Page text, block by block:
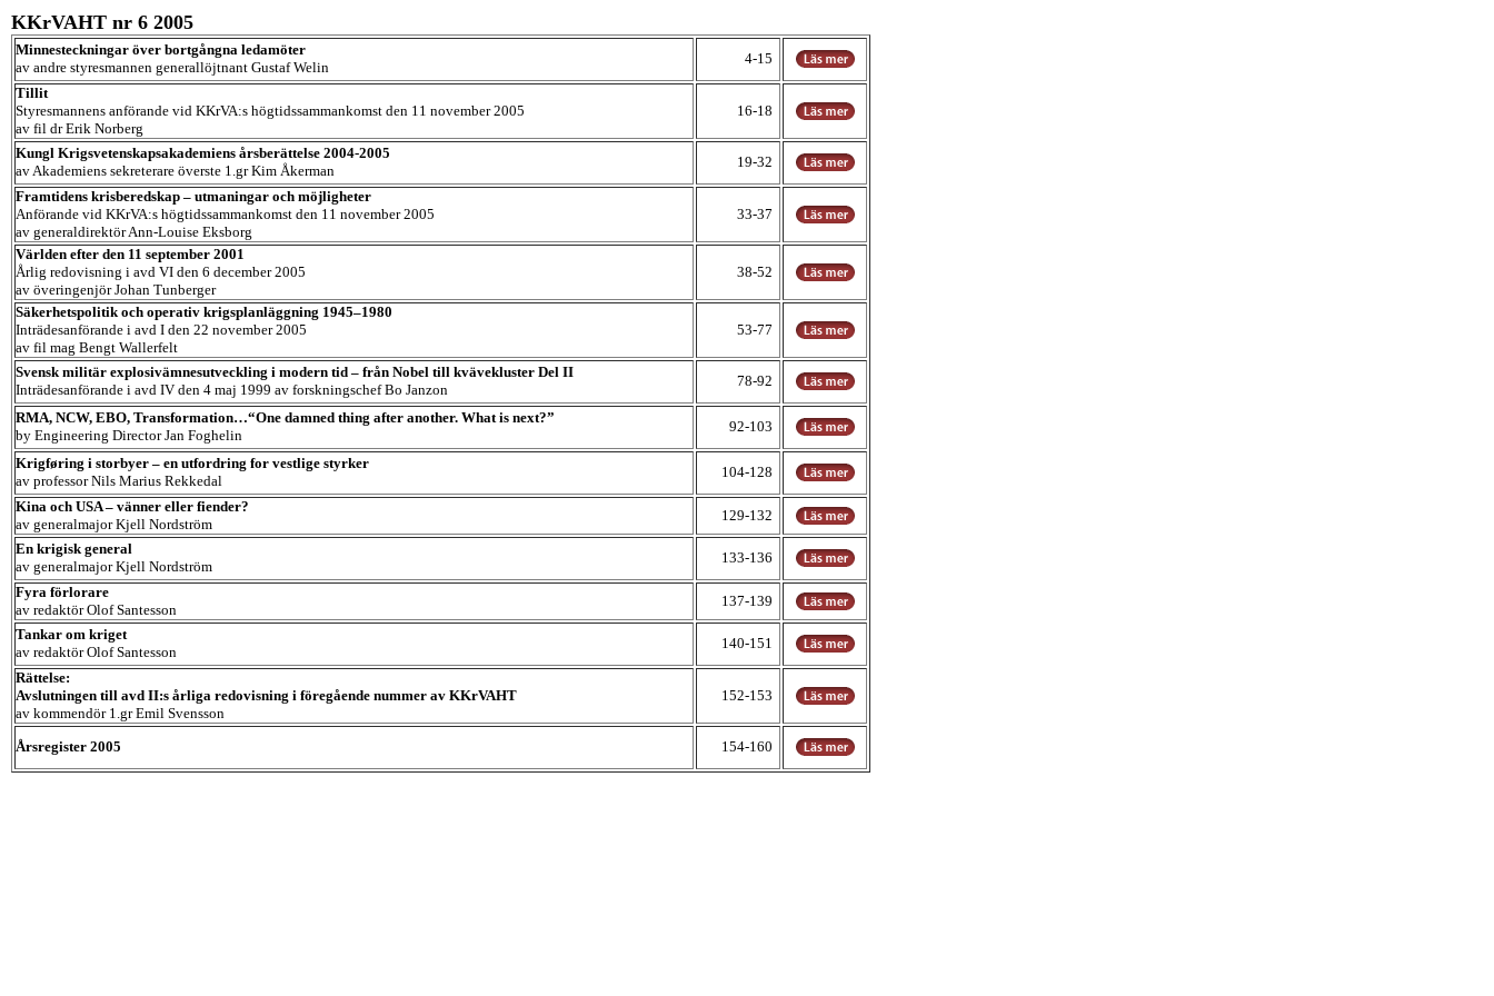
KKrVAHT nr 6 2005
Minnesteckningar över bortgångna ledamöter
av andre styresmannen generallöjtnant Gustaf Welin
4-15
Tillit
Styresmannens anförande vid KKrVA:s högtidssammankomst den 11 november 2005
av fil dr Erik Norberg
16-18
Kungl Krigsvetenskapsakademiens årsberättelse 2004-2005
av Akademiens sekreterare överste 1.gr Kim Åkerman
19-32
Framtidens krisberedskap – utmaningar och möjligheter
Anförande vid KKrVA:s högtidssammankomst den 11 november 2005
av generaldirektör Ann-Louise Eksborg
33-37
Världen efter den 11 september 2001
Årlig redovisning i avd VI den 6 december 2005
av överingenjör Johan Tunberger
38-52
Säkerhetspolitik och operativ krigsplanläggning 1945–1980
Inträdesanförande i avd I den 22 november 2005
av fil mag Bengt Wallerfelt
53-77
Svensk militär explosivämnesutveckling i modern tid – från Nobel till kvävekluster Del II
Inträdesanförande i avd IV den 4 maj 1999 av forskningschef Bo Janzon
78-92
RMA, NCW, EBO, Transformation…“One damned thing after another. What is next?”
by Engineering Director Jan Foghelin
92-103
Krigføring i storbyer – en utfordring for vestlige styrker
av professor Nils Marius Rekkedal
104-128
Kina och USA – vänner eller fiender?
av generalmajor Kjell Nordström
129-132
En krigisk general
av generalmajor Kjell Nordström
133-136
Fyra förlorare
av redaktör Olof Santesson
137-139
Tankar om kriget
av redaktör Olof Santesson
140-151
Rättelse:
Avslutningen till avd II:s årliga redovisning i föregående nummer av KKrVAHT
av kommendör 1.gr Emil Svensson
152-153
Årsregister 2005 154-160